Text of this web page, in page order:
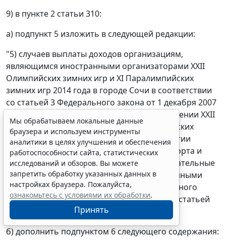
9) в пункте 2 статьи 310:
а) подпункт 5 изложить в следующей редакции:
"5) случаев выплаты доходов организациям,
являющимся иностранными организаторами XXII
Олимпийских зимних игр и XI Паралимпийских
зимних игр 2014 года в городе Сочи в соответствии
со статьей 3 Федерального закона от 1 декабря 2007
года № 310-ФЗ "Об организации и о проведении XXII
Олимпийских зимних игр и XI Паралимпийских
зимних игр 2014 года в городе Сочи, развитии
города Сочи как горноклиматического курорта и
внесении изменений в отдельные законодательные
акты Российской Федерации" или иностранными
маркетинговыми партнерами Международного
олимпийского комитета в соответствии со статьей
3.1 указанного Федерального закона;";
б) дополнить подпунктом 6 следующего содержания:
Мы обрабатываем локальные данные
браузера и используем инструменты
аналитики в целях улучшения и обеспечения
работоспособности сайта, статистических
исследований и обзоров. Вы можете
запретить обработку указанных данных в
настройках браузера. Пожалуйста,
ознакомьтесь с условиями их обработки.
Принять